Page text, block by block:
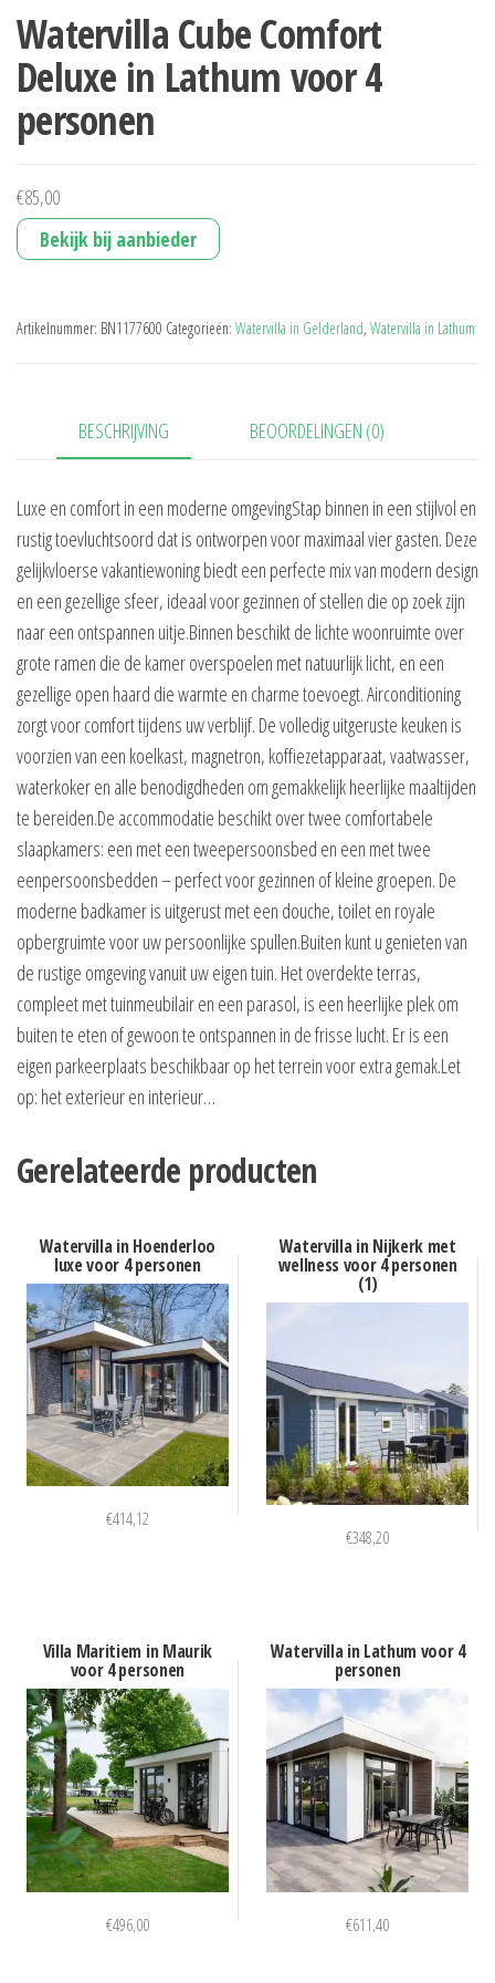
Watervilla Cube Comfort
Deluxe in Lathum voor 4
personen
€85,00
Bekijk bij aanbieder
Artikelnummer: BN1177600 Categorieën: Watervilla in Gelderland, Watervilla in Lathum
BESCHRIJVING BEOORDELINGEN (0)
Luxe en comfort in een moderne omgevingStap binnen in een stijlvol en
rustig toevluchtsoord dat is ontworpen voor maximaal vier gasten. Deze
gelijkvloerse vakantiewoning biedt een perfecte mix van modern design
en een gezellige sfeer, ideaal voor gezinnen of stellen die op zoek zijn
naar een ontspannen uitje.Binnen beschikt de lichte woonruimte over
grote ramen die de kamer overspoelen met natuurlijk licht, en een
gezellige open haard die warmte en charme toevoegt. Airconditioning
zorgt voor comfort tijdens uw verblijf. De volledig uitgeruste keuken is
voorzien van een koelkast, magnetron, koffiezetapparaat, vaatwasser,
waterkoker en alle benodigdheden om gemakkelijk heerlijke maaltijden
te bereiden.De accommodatie beschikt over twee comfortabele
slaapkamers: een met een tweepersoonsbed en een met twee
eenpersoonsbedden – perfect voor gezinnen of kleine groepen. De
moderne badkamer is uitgerust met een douche, toilet en royale
opbergruimte voor uw persoonlijke spullen.Buiten kunt u genieten van
de rustige omgeving vanuit uw eigen tuin. Het overdekte terras,
compleet met tuinmeubilair en een parasol, is een heerlijke plek om
buiten te eten of gewoon te ontspannen in de frisse lucht. Er is een
eigen parkeerplaats beschikbaar op het terrein voor extra gemak.Let
op: het exterieur en interieur…
Gerelateerde producten
Watervilla in Hoenderloo
luxe voor 4 personen
€414,12
Watervilla in Nijkerk met
wellness voor 4 personen
(1)
€348,20
Villa Maritiem in Maurik
voor 4 personen
€496,00
Watervilla in Lathum voor 4
personen
€611,40